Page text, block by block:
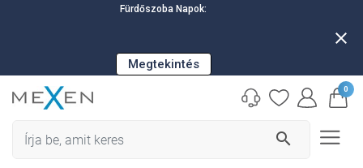
Fürdőszoba Napok:
Megtekintés
close
search
0